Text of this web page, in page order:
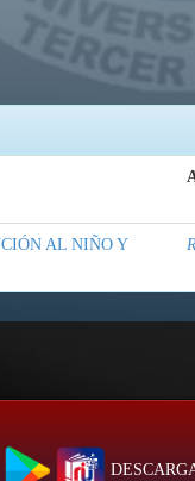
AL NIÑO Y